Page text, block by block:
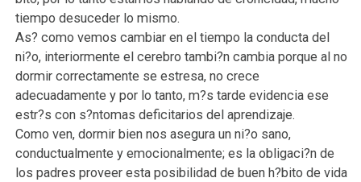
tiempo desuceder lo mismo.
As? como vemos cambiar en el tiempo la conducta del
ni?o, interiormente el cerebro tambi?n cambia porque al no
dormir correctamente se estresa, no crece
adecuadamente y por lo tanto, m?s tarde evidencia ese
estr?s con s?ntomas deficitarios del aprendizaje.
Como ven, dormir bien nos asegura un ni?o sano,
conductualmente y emocionalmente; es la obligaci?n de
los padres proveer esta posibilidad de buen h?bito de vida